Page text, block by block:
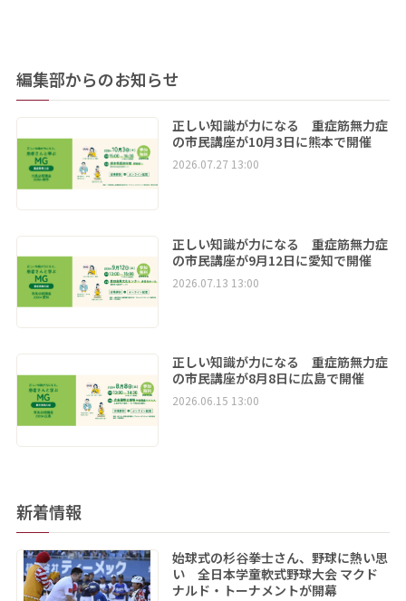
編集部からのお知らせ
正しい知識が力になる 重症筋無力症
の市民講座が10月3日に熊本で開催
2026.07.27 13:00
正しい知識が力になる 重症筋無力症
の市民講座が9月12日に愛知で開催
2026.07.13 13:00
正しい知識が力になる 重症筋無力症
の市民講座が8月8日に広島で開催
2026.06.15 13:00
新着情報
始球式の杉谷拳士さん、野球に熱い思
い 全日本学童軟式野球大会 マクド
ナルド・トーナメントが開幕